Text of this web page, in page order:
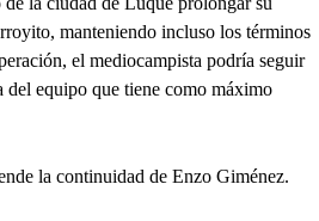
manteniendo incluso los términos
el mediocampista podría seguir
del equipo que tiene como máximo
la continuidad de Enzo Giménez.